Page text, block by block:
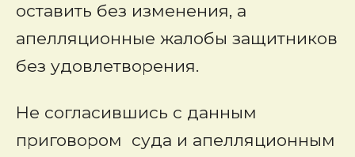
оставить без изменения, а
апелляционные жалобы защитников
без удовлетворения.
Не согласившись с данным
приговором суда и апелляционным